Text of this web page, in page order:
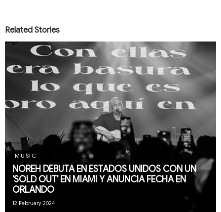
Related Stories
MUSIC
NOREH DEBUTA EN ESTADOS UNIDOS CON UN
'SOLD OUT' EN MIAMI Y ANUNCIA FECHA EN
ORLANDO
12 February 2024